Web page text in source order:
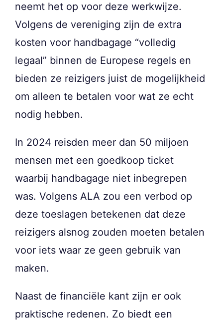
neemt het op voor deze werkwijze.
Volgens de vereniging zijn de extra
kosten voor handbagage “volledig
legaal” binnen de Europese regels en
bieden ze reizigers juist de mogelijkheid
om alleen te betalen voor wat ze echt
nodig hebben.
In 2024 reisden meer dan 50 miljoen
mensen met een goedkoop ticket
waarbij handbagage niet inbegrepen
was. Volgens ALA zou een verbod op
deze toeslagen betekenen dat deze
reizigers alsnog zouden moeten betalen
voor iets waar ze geen gebruik van
maken.
Naast de financiële kant zijn er ook
praktische redenen. Zo biedt een